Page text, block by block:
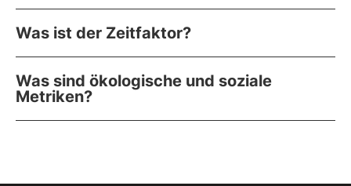
Was ist der Zeitfaktor?
Was sind ökologische und soziale
Metriken?